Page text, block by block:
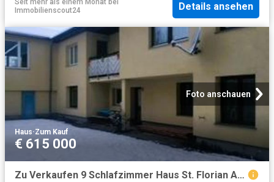
Seit mehr als einem Monat bei
Immobilienscout24
Details ansehen
Foto anschauen
Haus·Zum Kauf
€ 615 000
Zu Verkaufen 9 Schlafzimmer Haus St. Florian AUT DS102208304